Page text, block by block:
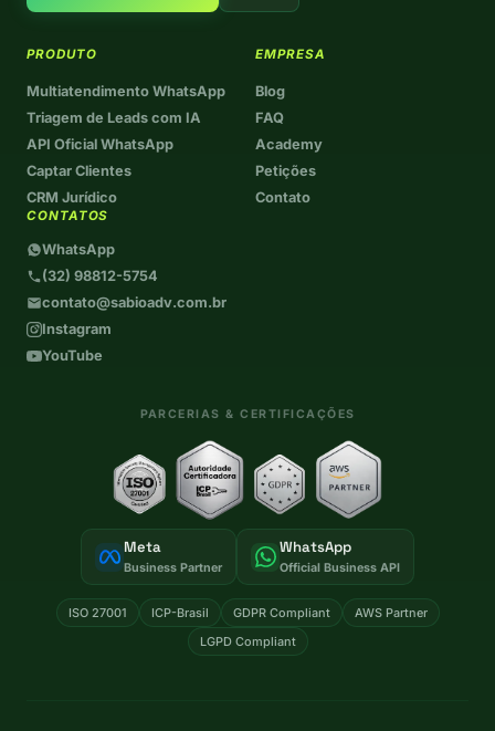
PARCERIAS & CERTIFICAÇÕES
Meta
Business Partner
WhatsApp
Official Business API
ISO 27001 ICP-Brasil GDPR Compliant
AWS Partner
LGPD Compliant
PRODUTO
Multiatendimento WhatsApp
Triagem de Leads com IA
API Oficial WhatsApp
Captar Clientes
CRM Jurídico
EMPRESA
Blog
FAQ
Academy
Petições
Contato
CONTATOS
WhatsApp
(32) 98812-5754
contato@sabioadv.com.br
Instagram
YouTube